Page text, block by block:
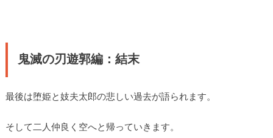
鬼滅の刃遊郭編：結末
最後は堕姫と妓夫太郎の悲しい過去が語られます。
そして二人仲良く空へと帰っていきます。